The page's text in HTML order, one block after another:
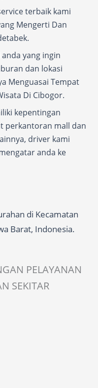
terbaik kami
Mengerti Dan
yang ingin
dan lokasi
Menguasai Tempat
Di Cibogor.
kepentingan
perkantoran mall dan
driver kami
anda ke
di Kecamatan
Barat, Indonesia.
PELAYANAN
SEKITAR